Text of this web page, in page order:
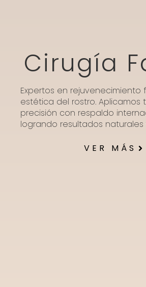
Cirugía
Expertos en rejuvenecimiento
estética del rostro. Aplicamos
precisión con respaldo
logrando resultados naturales
VER MÁS